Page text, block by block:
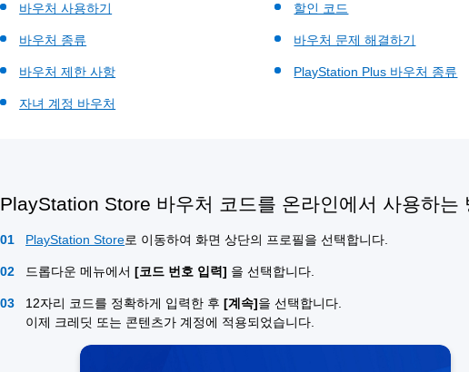
바우처 사용하기
바우처 종류
바우처 제한 사항
자녀 계정 바우처
할인 코드
바우처 문제 해결하기
PlayStation Plus 바우처 종류
PlayStation Store 바우처 코드를 온라인에서 사용하는
PlayStation Store로 이동하여 화면 상단의 프로필을 선택합니다.
드롭다운 메뉴에서[코드 번호 입력] 을 선택합니다.
12자리 코드를 정확하게 입력한 후[계속]을 선택합니다.
이제 크레딧 또는 콘텐츠가 계정에 적용되었습니다.